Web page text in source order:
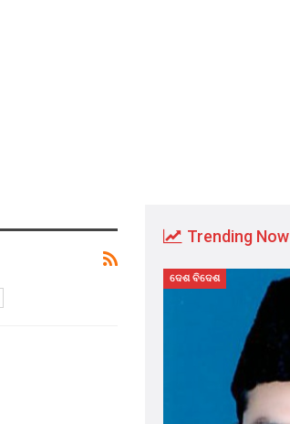
Trending Now
ଦେଶ ବିଦେଶ